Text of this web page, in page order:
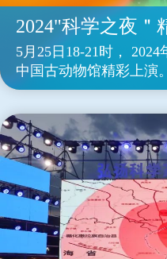
2024"科学之夜＂
5月25日18-21时，
中国古动物馆精彩上演。